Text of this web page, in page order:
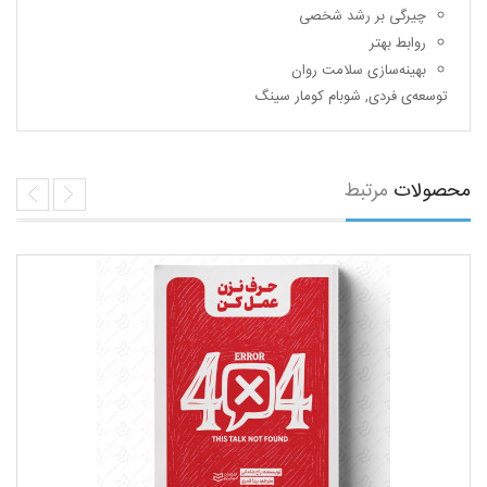
چیرگی بر رشد شخصی
روابط بهتر
بهینه‌سازی سلامت روان
توسعه‌ی فردی, شوبام کومار سینگ
محصولات مرتبط